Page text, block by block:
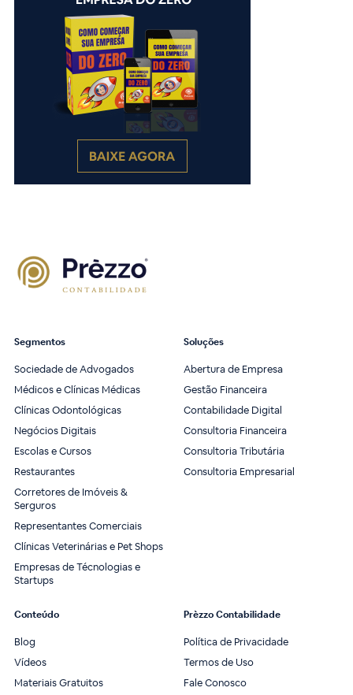
Segmentos
Sociedade de Advogados
Médicos e Clínicas Médicas
Clínicas Odontológicas
Negócios Digitais
Escolas e Cursos
Restaurantes
Corretores de Imóveis &
Serguros
Representantes Comerciais
Clínicas Veterinárias e Pet Shops
Empresas de Técnologias e
Startups
Soluções
Abertura de Empresa
Gestão Financeira
Contabilidade Digital
Consultoria Financeira
Consultoria Tributária
Consultoria Empresarial
Conteúdo
Blog
Vídeos
Materiais Gratuitos
Prèzzo Contabilidade
Política de Privacidade
Termos de Uso
Fale Conosco